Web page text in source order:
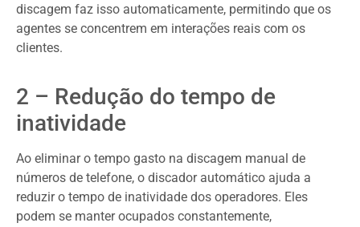
discagem faz isso automaticamente, permitindo que os
agentes se concentrem em interações reais com os
clientes.
2 – Redução do tempo de
inatividade
Ao eliminar o tempo gasto na discagem manual de
números de telefone, o discador automático ajuda a
reduzir o tempo de inatividade dos operadores. Eles
podem se manter ocupados constantemente,